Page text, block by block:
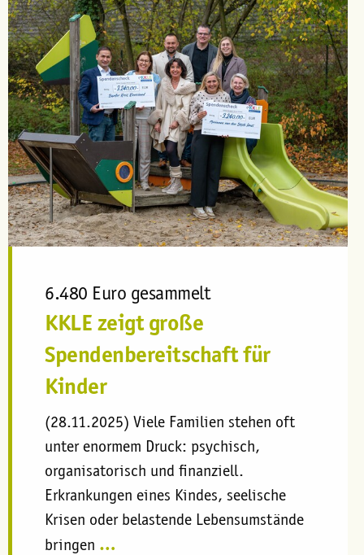
6.480 Euro gesammelt
KKLE zeigt große
Spendenbereitschaft für
Kinder
(28.11.2025) Viele Familien stehen oft
unter enormem Druck: psychisch,
organisatorisch und finanziell.
Erkrankungen eines Kindes, seelische
Krisen oder belastende Lebensumstände
bringen …